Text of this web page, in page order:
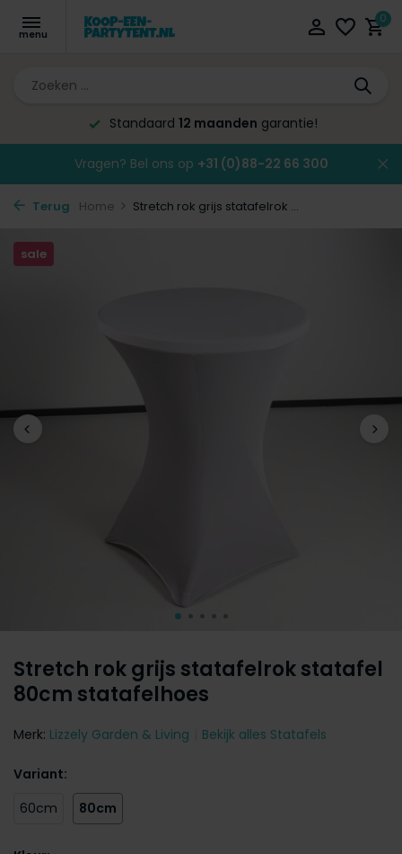
0
Standaard 12 maanden garantie!
Vragen? Bel ons op +31 (0)88-22 66 300
Terug Home Stretch rok grijs statafelrok ...
Stretch rok grijs statafelrok statafel
80cm statafelhoes
sale
Merk: Lizzely Garden & Living Bekijk alles Statafels
Variant:
60cm
80cm